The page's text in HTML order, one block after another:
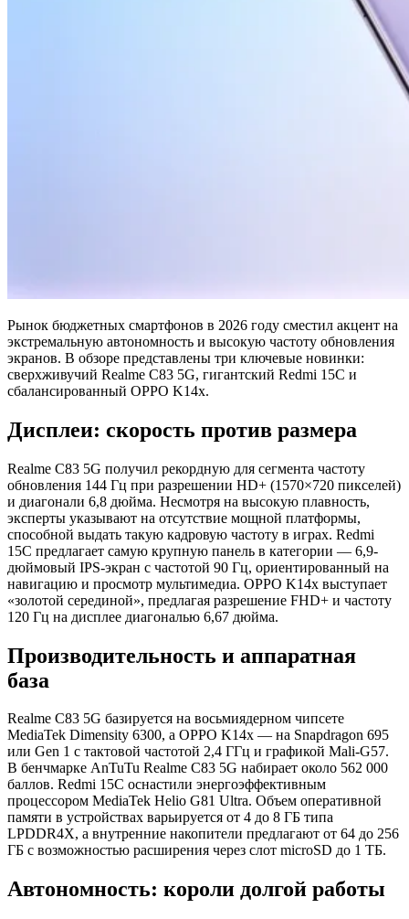
Рынок бюджетных смартфонов в 2026 году сместил акцент на
экстремальную автономность и высокую частоту обновления
экранов. В обзоре представлены три ключевые новинки:
сверхживучий Realme C83 5G, гигантский Redmi 15C и
сбалансированный OPPO K14x.
Дисплеи: скорость против размера
Realme C83 5G получил рекордную для сегмента частоту
обновления 144 Гц при разрешении HD+ (1570×720 пикселей)
и диагонали 6,8 дюйма. Несмотря на высокую плавность,
эксперты указывают на отсутствие мощной платформы,
способной выдать такую кадровую частоту в играх. Redmi
15C предлагает самую крупную панель в категории — 6,9-
дюймовый IPS-экран с частотой 90 Гц, ориентированный на
навигацию и просмотр мультимедиа. OPPO K14x выступает
«золотой серединой», предлагая разрешение FHD+ и частоту
120 Гц на дисплее диагональю 6,67 дюйма.
Производительность и аппаратная
база
Realme C83 5G базируется на восьмиядерном чипсете
MediaTek Dimensity 6300, а OPPO K14x — на Snapdragon 695
или Gen 1 с тактовой частотой 2,4 ГГц и графикой Mali-G57.
В бенчмарке AnTuTu Realme C83 5G набирает около 562 000
баллов. Redmi 15C оснастили энергоэффективным
процессором MediaTek Helio G81 Ultra. Объем оперативной
памяти в устройствах варьируется от 4 до 8 ГБ типа
LPDDR4X, а внутренние накопители предлагают от 64 до 256
ГБ с возможностью расширения через слот microSD до 1 ТБ.
Автономность: короли долгой работы